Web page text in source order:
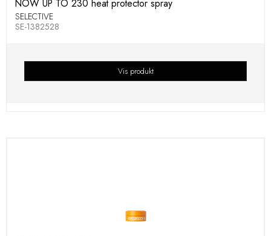
NOW UP TO 230 heat protector spray
SELECTIVE
SE-1382528
Vis produkt